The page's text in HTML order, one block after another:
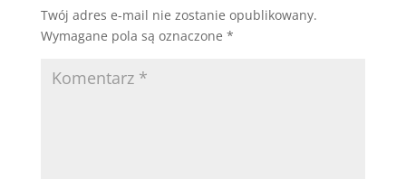
Twój adres e-mail nie zostanie opublikowany.
Wymagane pola są oznaczone *